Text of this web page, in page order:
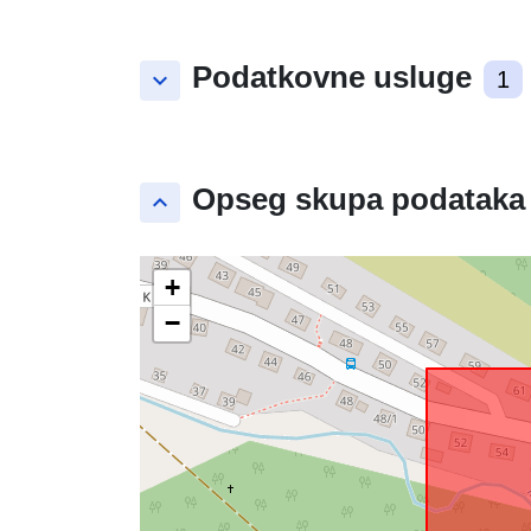
keyboard_arrow_down Podatkovne usluge 1
keyboard_arrow_up Opseg skupa podataka
+
−